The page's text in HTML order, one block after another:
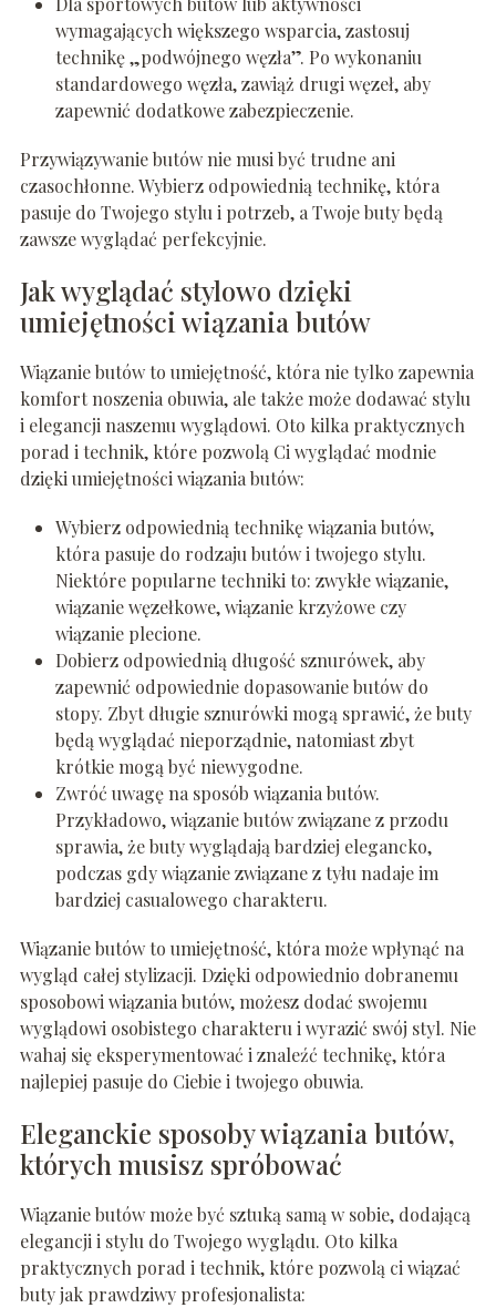
wymagających większego wsparcia, zastosuj
technikę „podwójnego węzła”. Po wykonaniu
standardowego węzła, zawiąż drugi węzeł, aby
zapewnić dodatkowe zabezpieczenie.
Przywiązywanie butów nie musi być trudne ani
czasochłonne. Wybierz odpowiednią technikę, która
pasuje do Twojego stylu i potrzeb, a Twoje buty będą
zawsze wyglądać perfekcyjnie.
Jak wyglądać stylowo dzięki
umiejętności wiązania butów
Wiązanie butów to umiejętność, która nie tylko zapewnia
komfort noszenia obuwia, ale także może dodawać stylu
i elegancji naszemu wyglądowi. Oto kilka praktycznych
porad i technik, które pozwolą Ci wyglądać modnie
dzięki umiejętności wiązania butów:
Wybierz odpowiednią technikę wiązania butów,
która pasuje do rodzaju butów i twojego stylu.
Niektóre popularne techniki to: zwykłe wiązanie,
wiązanie węzełkowe, wiązanie krzyżowe czy
wiązanie plecione.
Dobierz odpowiednią długość sznurówek, aby
zapewnić odpowiednie dopasowanie butów do
stopy. Zbyt długie sznurówki mogą sprawić, że buty
będą wyglądać nieporządnie, natomiast zbyt
krótkie mogą być niewygodne.
Zwróć uwagę na sposób wiązania butów.
Przykładowo, wiązanie butów związane z przodu
sprawia, że buty wyglądają bardziej elegancko,
podczas gdy wiązanie związane z tyłu nadaje im
bardziej casualowego charakteru.
Wiązanie butów to umiejętność, która może wpłynąć na
wygląd całej stylizacji. Dzięki odpowiednio dobranemu
sposobowi wiązania butów, możesz dodać swojemu
wyglądowi osobistego charakteru i wyrazić swój styl. Nie
wahaj się eksperymentować i znaleźć technikę, która
najlepiej pasuje do Ciebie i twojego obuwia.
Eleganckie sposoby wiązania butów,
których musisz spróbować
Wiązanie butów może być sztuką samą w sobie, dodającą
elegancji i stylu do Twojego wyglądu. Oto kilka
praktycznych porad i technik, które pozwolą ci wiązać
buty jak prawdziwy profesjonalista: